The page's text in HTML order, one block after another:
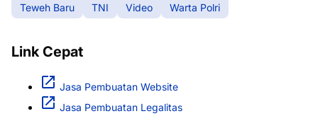
Teweh Baru
TNI Video Warta Polri
Link Cepat
Jasa Pembuatan Website
Jasa Pembuatan Legalitas